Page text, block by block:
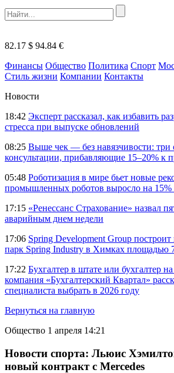
82.17 $ 94.84 €
Финансы Общество Политика Спорт
Стиль жизни Компании Контакты
Новости
18:42 Эксперт рассказал, как избавить
стресса при выпуске обновлений
08:25 Выше чек — без навязчивости: три
консультации, прибавляющие 15–20% к
05:48 Роботизация в мире бьет новые
промышленных роботов выросло на 15%
17:15 «Ренессанс Страхование» назвал
аварийным днем недели
17:06 Spring Development Group
парк Spring Industry в Химках площадью
17:22 Бухгалтер в штате или бухгалтер
компания «Бухгалтерский Квартал»
специалиста выбрать в 2026 году
Вернуться на главную
Общество 1 апреля 14:21
Новости спорта: Льюис
новый контракт с Mercedes